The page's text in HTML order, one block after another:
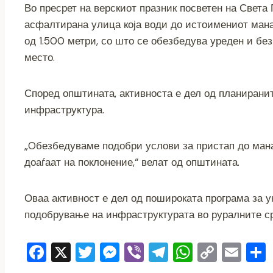
c
e
b
o
k
tt
er
ss
e
er
er e
gr
at
s
A
p
p
y
Li
k
ai
l
Во пресрет на верскиот празник посветен на
асфалтирана улица која води до истоимениот
од 1.500 метри, со што се обезбедува уреден и
место.
Според општината, активноста е дел од
инфраструктура.
„Oбезбедуваме подобри услови за пристап до
доаѓаат на поклонение,“ велат од општината.
Оваа активност е дел од пошироката програма за
подобрување на инфраструктурата во руралните
F X T M Vi T W C E